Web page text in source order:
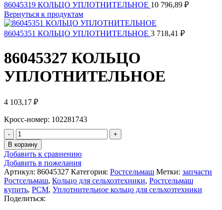
86045319 КОЛЬЦО УПЛОТНИТЕЛЬНОЕ 10 796,89 ₽
Вернуться к продуктам
86045351 КОЛЬЦО УПЛОТНИТЕЛЬНОЕ 3 718,41 ₽
86045327 КОЛЬЦО
УПЛОТНИТЕЛЬНОЕ
4 103,17 ₽
Кросс-номер: 102281743
В корзину
Добавить к сравнению
Добавить в пожелания
Артикул: 86045327 Категория: Ростсельмаш Метки: запчасти
Ростсельмаш, Кольцо для сельхозтехники, Ростсельмаш
купить, РСМ, Уплотнительное кольцо для сельхозтехники
Поделиться: